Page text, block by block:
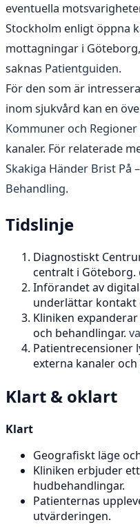
eventuella
Stockholm enligt öppna
mottagningar i
saknas Patientguiden.
För den som är
inom sjukvård kan en
Kommuner och Regioner
kanaler. För relaterade
Skakiga Händer Brist På
Behandling.
Tidslinje
Diagnostiskt
centralt i Göteborg.
Införandet av
underlättar kontakt
Kliniken
och behandlingar.
Patientrecensioner
externa kanaler
Klart & oklart
Klart
Geografiskt läge
Kliniken erbjuder
hudbehandlingar.
Patienternas
utvärderingen.